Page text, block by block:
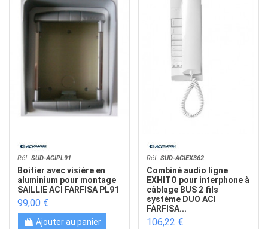
Réf.SUD-ACIPL91
Boitier avec visière en
aluminium pour montage
SAILLIE ACI FARFISA PL91
99,00 €
Ajouter au panier
Réf.SUD-ACIEX362
Combiné audio ligne
EXHITO pour interphone à
câblage BUS 2 fils
système DUO ACI
FARFISA...
106,22 €